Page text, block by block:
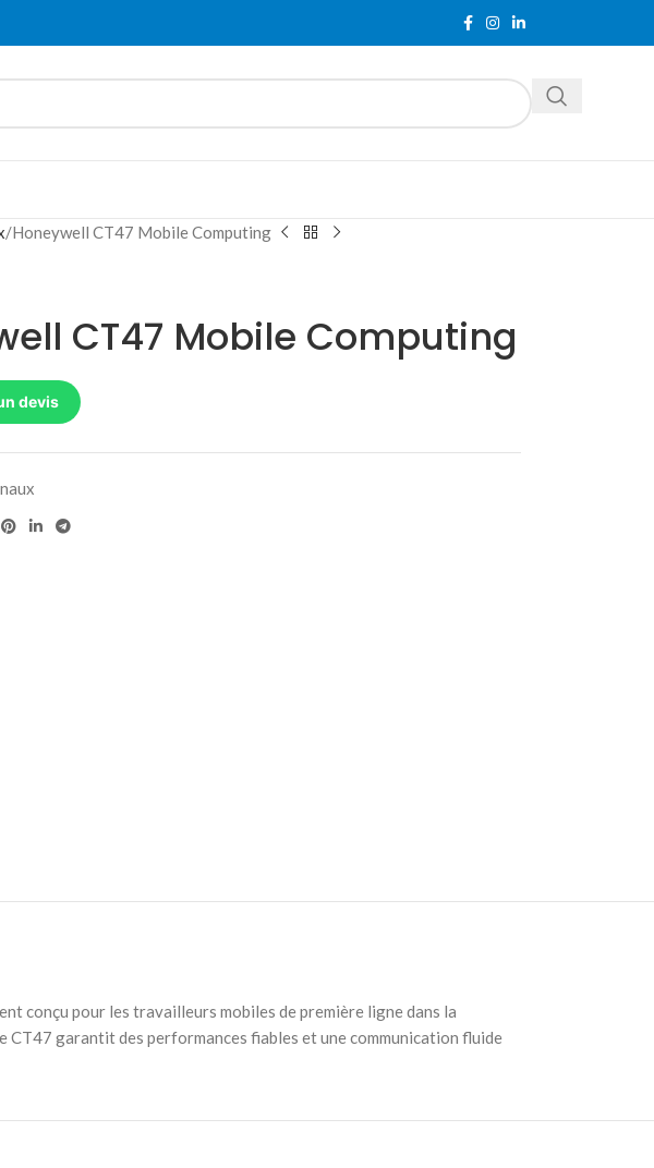
Honeywell CT47 Mobile Computing
CT47 Mobile Computing
devis
conçu pour les travailleurs mobiles de première ligne dans la
garantit des performances fiables et une communication fluide